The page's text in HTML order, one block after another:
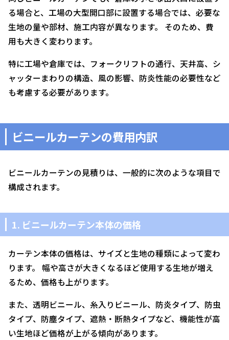
る場合と、工場の大型開口部に設置する場合では、必要な
生地の量や部材、施工内容が異なります。 そのため、費
用も大きく変わります。
特に工場や倉庫では、フォークリフトの通行、天井高、シ
ャッターまわりの構造、風の影響、防炎性能の必要性など
も考慮する必要があります。
ビニールカーテンの費用内訳
ビニールカーテンの見積りは、一般的に次のような項目で
構成されます。
1. ビニールカーテン本体の価格
カーテン本体の価格は、サイズと生地の種類によって変わ
ります。 幅や高さが大きくなるほど使用する生地が増え
るため、価格も上がります。
また、透明ビニール、糸入りビニール、防炎タイプ、防虫
タイプ、防塵タイプ、遮熱・断熱タイプなど、機能性が高
い生地ほど価格が上がる傾向があります。